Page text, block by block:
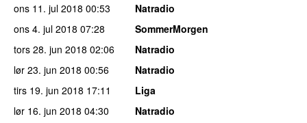
ons 11. jul 2018 00:53
Natradio
ons 4. jul 2018 07:28
SommerMorgen
tors 28. jun 2018 02:06
Natradio
lør 23. jun 2018 00:56
Natradio
tirs 19. jun 2018 17:11
Liga
lør 16. jun 2018 04:30
Natradio